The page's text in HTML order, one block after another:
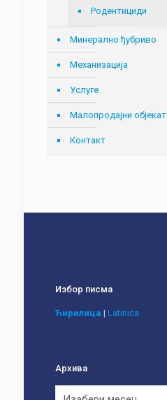
Родентициди
Минерално ђубриво
Механизација
Услуге
Малопродајни објекат
Контакт
Избор писма
Ћирилица | Latinica
Архива